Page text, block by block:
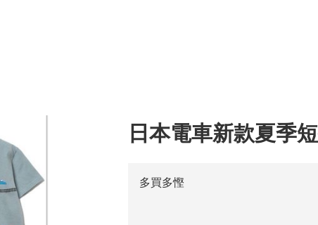
日本電車新款夏季
多買多慳